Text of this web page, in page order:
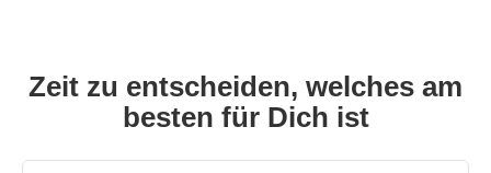
Zeit zu entscheiden, welches am
besten für Dich ist